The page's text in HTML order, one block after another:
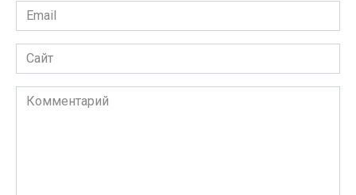
Email
Сайт
Комментарий